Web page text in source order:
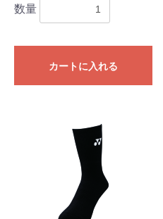
数量
カートに入れる